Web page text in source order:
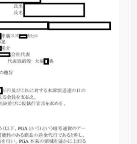
ますね。。。
ールド(PGA)
2021/03/03
できるようになるって話
のか？